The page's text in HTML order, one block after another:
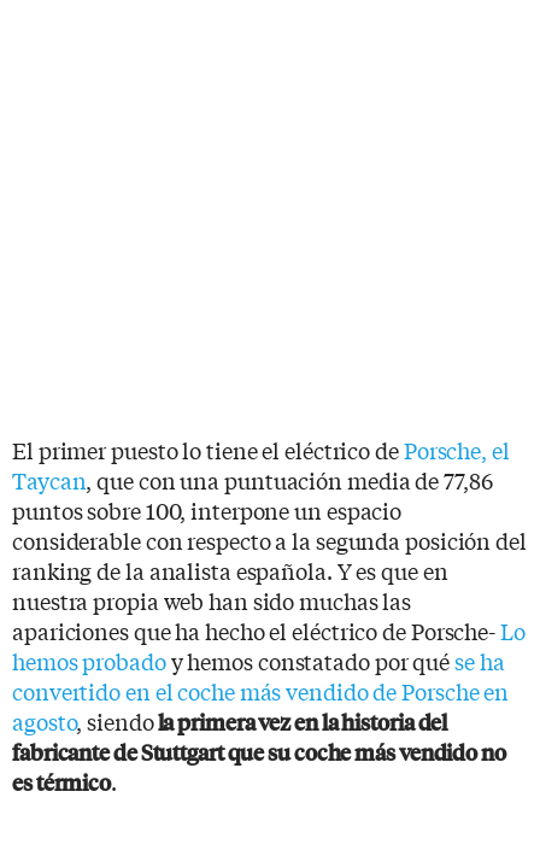
El primer puesto lo tiene el eléctrico dePorsche, el
Taycan, que con una puntuación media de 77,86
puntos sobre 100, interpone un espacio
considerable con respecto a la segunda posición del
ranking de la analista española. Y es que en
nuestra propia web han sido muchas las
apariciones que ha hecho el eléctrico de Porsche-Lo
hemos probadoy hemos constatado por quése ha
convertido en el coche más vendido de Porsche en
agosto, siendola primera vez en la historia del
fabricante de Stuttgart que su coche más vendido no
es térmico.